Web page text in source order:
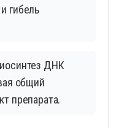
гибель
ДНК
общий
препарата.